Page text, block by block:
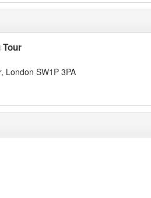
London SW1P 3PA